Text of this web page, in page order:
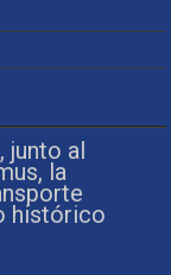
junto al
la
histórico